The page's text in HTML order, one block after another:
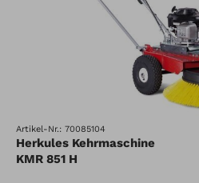
Artikel-Nr.: 70085104
Herkules Kehrmaschine
KMR 851 H